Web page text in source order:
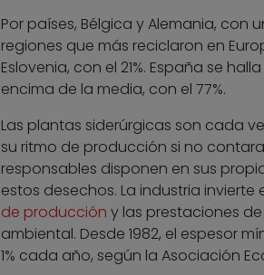
Por países, Bélgica y Alemania, con
regiones que más reciclaron en
Eslovenia, con el 21%. España se
encima de la media, con el 77%.
Las plantas siderúrgicas son cada
su ritmo de producción si no
responsables disponen en sus
estos desechos. La industria
de producción y las prestaciones
ambiental. Desde 1982, el espesor
1% cada año, según la Asociación